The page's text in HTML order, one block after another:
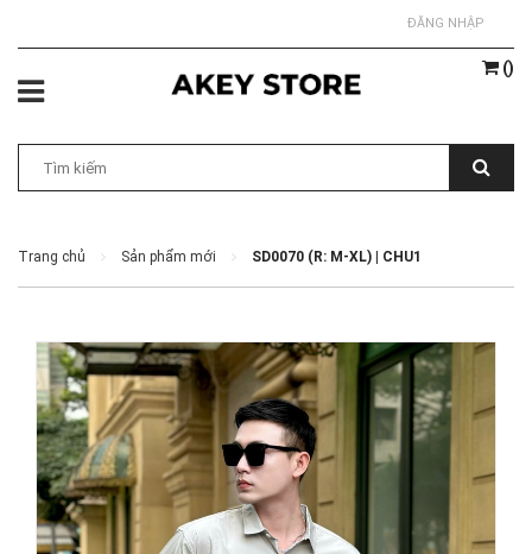
ĐĂNG NHẬP
()
Trang chủ Sản phẩm mới SD0070 (R: M-XL) | CHU1